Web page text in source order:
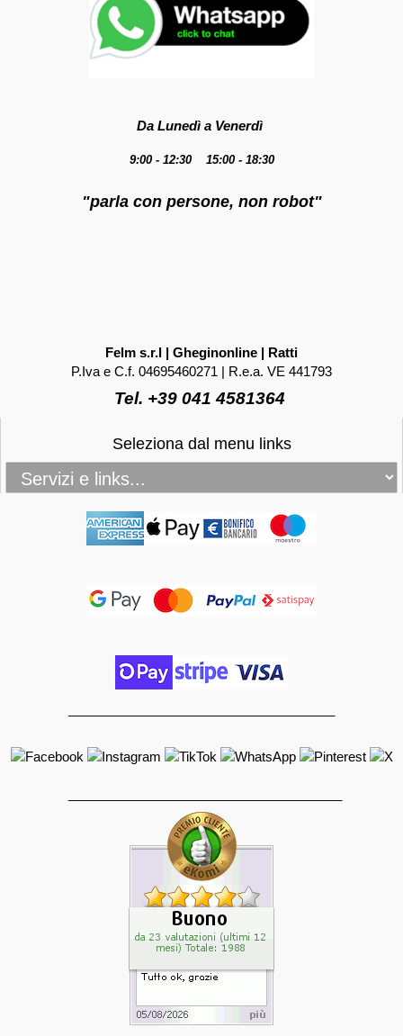
Da Lunedì a Venerdì
9:00 - 12:30 15:00 - 18:30
"parla con persone, non robot"
Felm s.r.l | Gheginonline | Ratti
P.Iva e C.f. 04695460271 | R.e.a. VE 441793
Tel. +39 041 4581364
Seleziona dal menu links